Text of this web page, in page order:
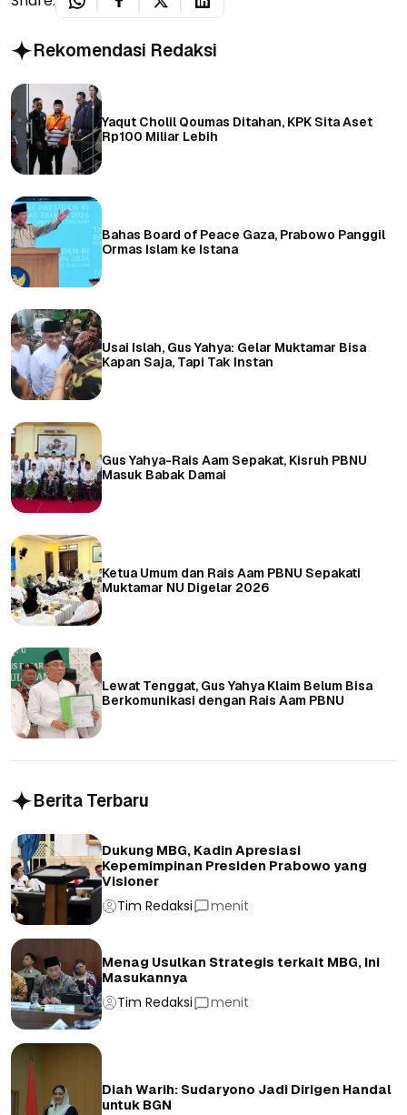
Rekomendasi Redaksi
Yaqut Cholil Qoumas Ditahan, KPK Sita Aset
Rp100 Miliar Lebih
Bahas Board of Peace Gaza, Prabowo Panggil
Ormas Islam ke Istana
Usai Islah, Gus Yahya: Gelar Muktamar Bisa
Kapan Saja, Tapi Tak Instan
Gus Yahya-Rais Aam Sepakat, Kisruh PBNU
Masuk Babak Damai
Ketua Umum dan Rais Aam PBNU Sepakati
Muktamar NU Digelar 2026
Lewat Tenggat, Gus Yahya Klaim Belum Bisa
Berkomunikasi dengan Rais Aam PBNU
Berita Terbaru
Dukung MBG, Kadin Apresiasi
Kepemimpinan Presiden Prabowo yang
Visioner
Tim Redaksi menit
Menag Usulkan Strategis terkait MBG, Ini
Masukannya
Tim Redaksi menit
Diah Warih: Sudaryono Jadi Dirigen Handal
untuk BGN